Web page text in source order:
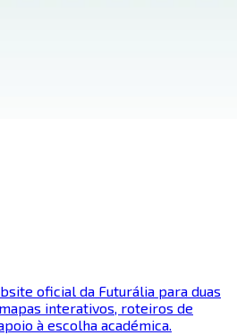
oficial da Futurália para duas
interativos, roteiros de
à escolha académica.